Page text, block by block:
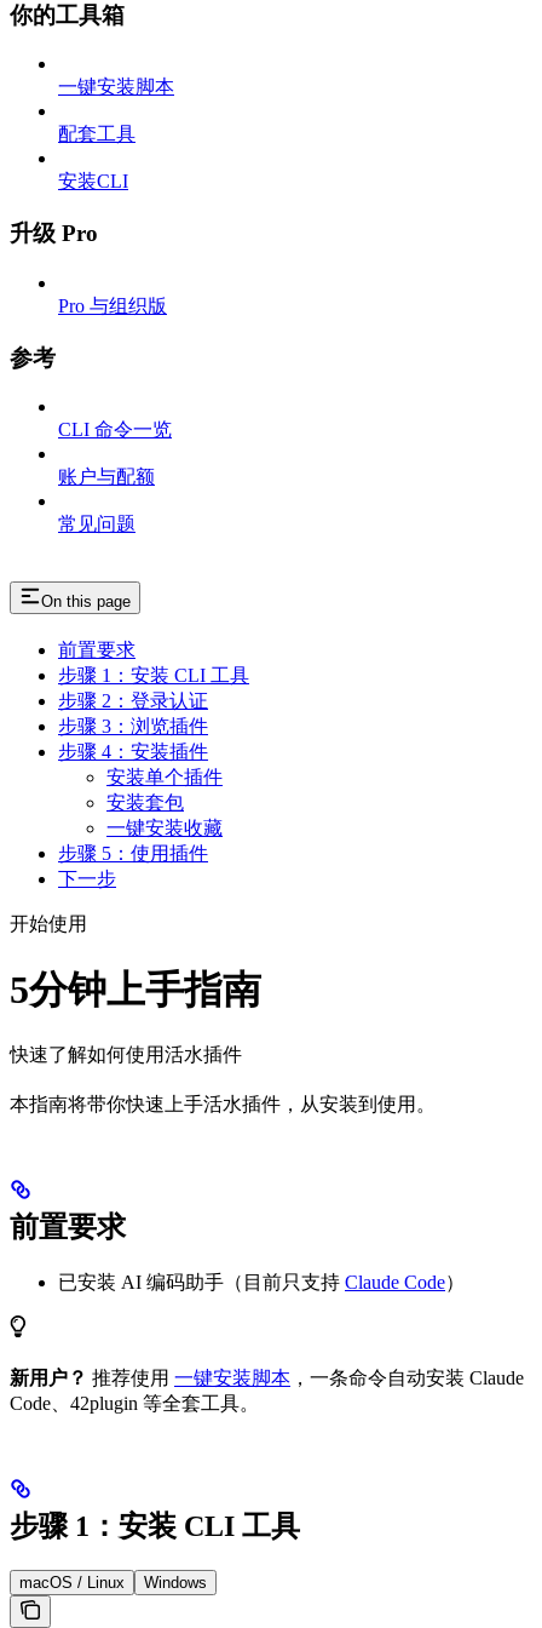
你的工具箱
一键安装脚本
配套工具
安装CLI
升级 Pro
Pro 与组织版
参考
CLI 命令一览
账户与配额
常见问题
On this page
前置要求
步骤 1：安装 CLI 工具
步骤 2：登录认证
步骤 3：浏览插件
步骤 4：安装插件
安装单个插件
安装套包
一键安装收藏
步骤 5：使用插件
下一步
开始使用
5分钟上手指南
快速了解如何使用活水插件
本指南将带你快速上手活水插件，从安装到使用。
前置要求
已安装 AI 编码助手（目前只支持 Claude Code）
新用户？ 推荐使用 一键安装脚本 ，一条命令自动安装 Claude
Code、42plugin 等全套工具。
步骤 1：安装 CLI 工具
macOS / Linux Windows